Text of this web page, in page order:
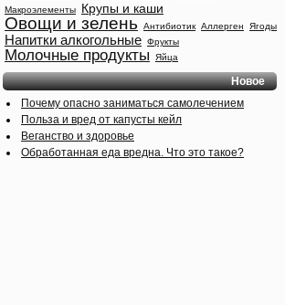
Макроэлементы
Крупы и каши
Овощи и зелень Антибиотик Аллерген Ягоды
Напитки алкогольные Фрукты
Молочные продукты Яйца
Новое
Почему опасно заниматься самолечением
Польза и вред от капусты кейл
Веганство и здоровье
Обработанная еда вредна. Что это такое?